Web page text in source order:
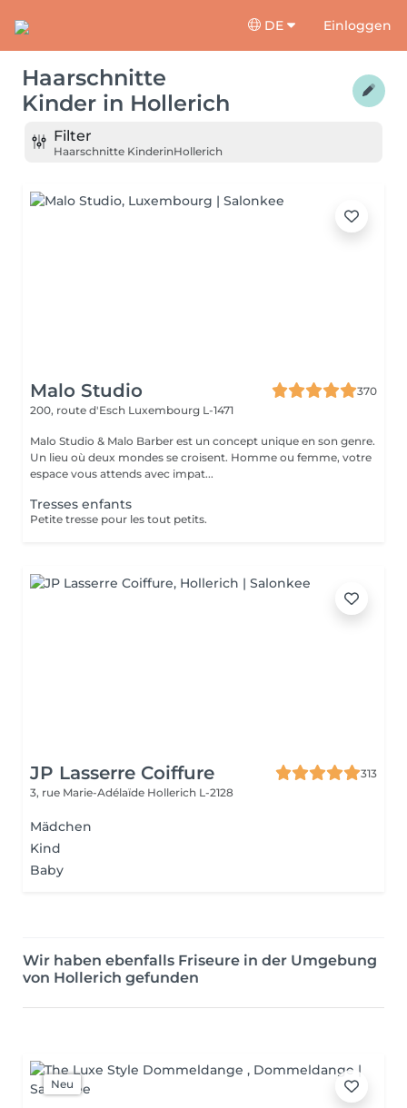
DE Einloggen
Haarschnitte
Kinder in Hollerich
Filter
Haarschnitte KinderinHollerich
Malo Studio
370
200, route d'Esch Luxembourg L-1471
Malo Studio & Malo Barber est un concept unique en son genre.
Un lieu où deux mondes se croisent. Homme ou femme, votre
espace vous attends avec impat...
Tresses enfants
Petite tresse pour les tout petits.
JP Lasserre Coiffure
313
3, rue Marie-Adélaïde Hollerich L-2128
Mädchen
Kind
Baby
Wir haben ebenfalls Friseure in der Umgebung
von Hollerich gefunden
Neu